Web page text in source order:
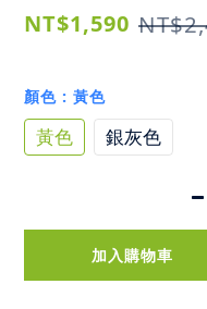
NT$1,590
顏色 : 黃色
黃色 銀灰色
加入購物車